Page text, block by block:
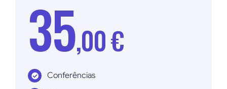
35,00 €
Conferências